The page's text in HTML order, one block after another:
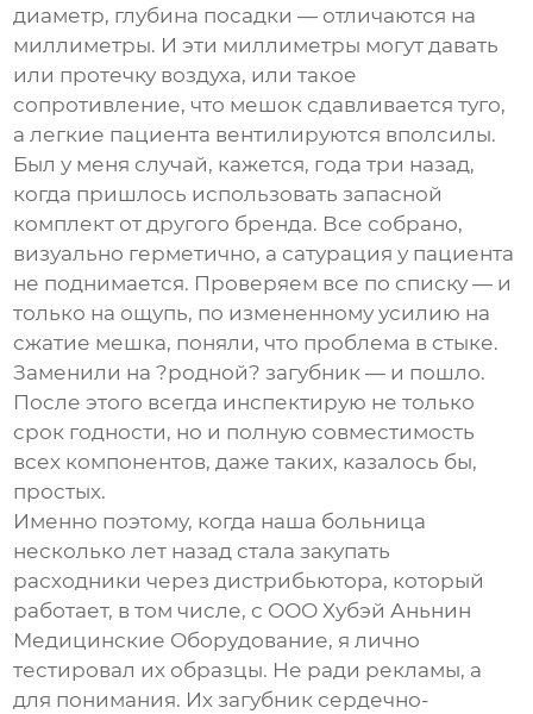
диаметр, глубина посадки — отличаются на
миллиметры. И эти миллиметры могут давать
или протечку воздуха, или такое
сопротивление, что мешок сдавливается туго,
а легкие пациента вентилируются вполсилы.
Был у меня случай, кажется, года три назад,
когда пришлось использовать запасной
комплект от другого бренда. Все собрано,
визуально герметично, а сатурация у пациента
не поднимается. Проверяем все по списку — и
только на ощупь, по измененному усилию на
сжатие мешка, поняли, что проблема в стыке.
Заменили на ?родной?загубник — и пошло.
После этого всегда инспектирую не только
срок годности, но и полную совместимость
всех компонентов, даже таких, казалось бы,
простых.
Именно поэтому, когда наша больница
несколько лет назад стала закупать
расходники через дистрибьютора, который
работает, в том числе, с ООО Хубэй Аньнин
Медицинские Оборудование, я лично
тестировал их образцы. Не ради рекламы, а
для понимания. Ихзагубник сердечно-